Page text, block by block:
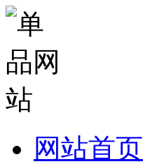
网站首页